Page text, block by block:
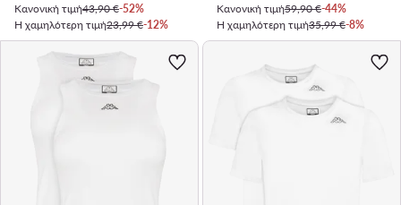
Κανονική τιμή43,90 €-52%
Η χαμηλότερη τιμή23,99 €-12%
Κανονική τιμή59,90 €-44%
Η χαμηλότερη τιμή35,99 €-8%